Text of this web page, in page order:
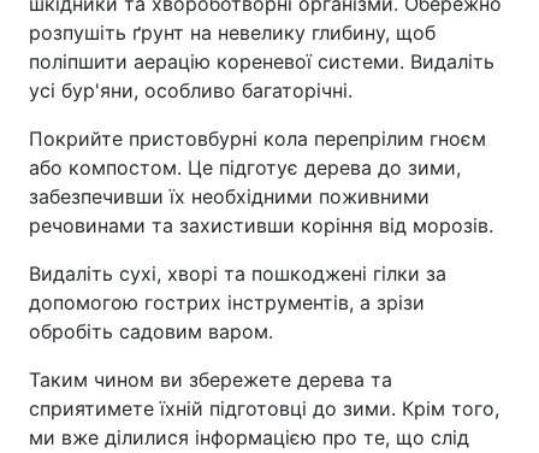
розпушіть ґрунт на невелику глибину, щоб
поліпшити аерацію кореневої системи. Видаліть
усі бур'яни, особливо багаторічні.
Покрийте пристовбурні кола перепрілим гноєм
або компостом. Це підготує дерева до зими,
забезпечивши їх необхідними поживними
речовинами та захистивши коріння від морозів.
Видаліть сухі, хворі та пошкоджені гілки за
допомогою гострих інструментів, а зрізи
обробіть садовим варом.
Таким чином ви збережете дерева та
сприятимете їхній підготовці до зими. Крім того,
ми вже ділилися інформацією про те, що слід